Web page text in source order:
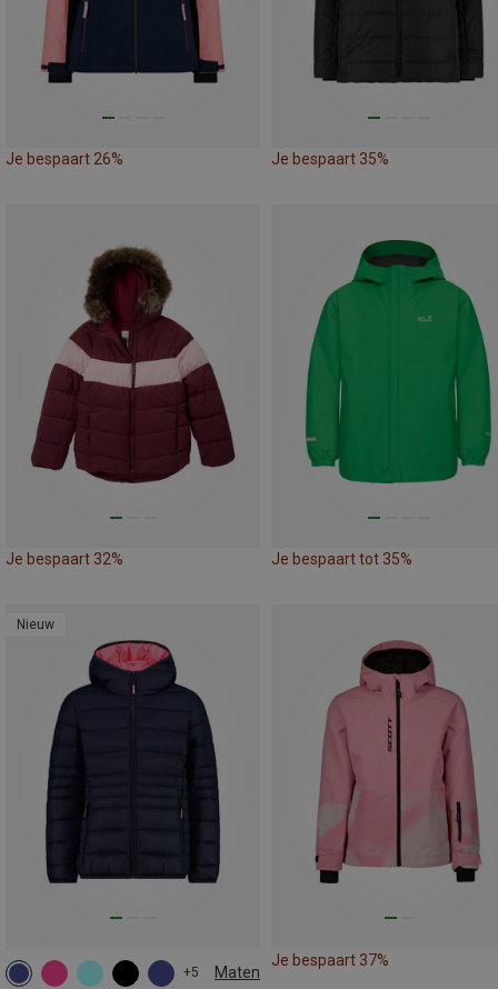
Je bespaart 26% Je bespaart 35%
Je bespaart 32% Je bespaart tot 35%
Nieuw
+5 Maten
Je bespaart 37%